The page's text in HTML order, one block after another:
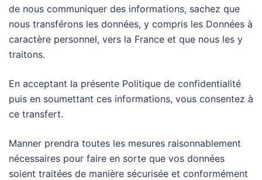
de nous communiquer des informations, sachez que
nous transférons les données, y compris les Données à
caractère personnel, vers la France et que nous les y
traitons.
En acceptant la présente Politique de confidentialité
puis en soumettant ces informations, vous consentez à
ce transfert.
Manner prendra toutes les mesures raisonnablement
nécessaires pour faire en sorte que vos données
soient traitées de manière sécurisée et conformément